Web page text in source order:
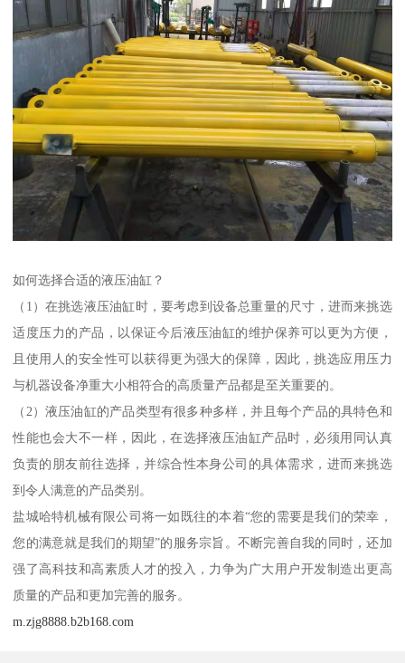
如何选择合适的液压油缸？
（1）在挑选液压油缸时，要考虑到设备总重量的尺寸，进而来挑选
适度压力的产品，以保证今后液压油缸的维护保养可以更为方便，
且使用人的安全性可以获得更为强大的保障，因此，挑选应用压力
与机器设备净重大小相符合的高质量产品都是至关重要的。
（2）液压油缸的产品类型有很多种多样，并且每个产品的具特色和
性能也会大不一样，因此，在选择液压油缸产品时，必须用同认真
负责的朋友前往选择，并综合性本身公司的具体需求，进而来挑选
到令人满意的产品类别。
盐城哈特机械有限公司将一如既往的本着“您的需要是我们的荣幸，
您的满意就是我们的期望”的服务宗旨。不断完善自我的同时，还加
强了高科技和高素质人才的投入，力争为广大用户开发制造出更高
质量的产品和更加完善的服务。
m.zjg8888.b2b168.com